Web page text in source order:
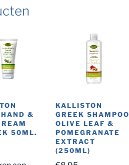
&
50ML.
KALLISTON
GREEK SHAMPOO
OLIVE LEAF &
POMEGRANATE
EXTRACT
(250ML)